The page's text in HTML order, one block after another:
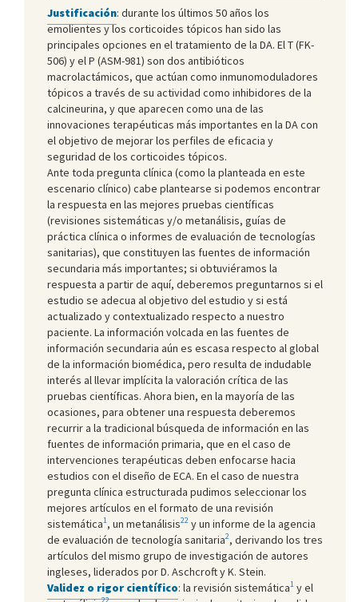
Justificación: durante los últimos 50 años los
emolientes y los corticoides tópicos han sido las
principales opciones en el tratamiento de la DA. El T (FK-
506) y el P (ASM-981) son dos antibióticos
macrolactámicos, que actúan como inmunomoduladores
tópicos a través de su actividad como inhibidores de la
calcineurina, y que aparecen como una de las
innovaciones terapéuticas más importantes en la DA con
el objetivo de mejorar los perfiles de eficacia y
seguridad de los corticoides tópicos.
Ante toda pregunta clínica (como la planteada en este
escenario clínico) cabe plantearse si podemos encontrar
la respuesta en las mejores pruebas científicas
(revisiones sistemáticas y/o metanálisis, guías de
práctica clínica o informes de evaluación de tecnologías
sanitarias), que constituyen las fuentes de información
secundaria más importantes; si obtuviéramos la
respuesta a partir de aquí, deberemos preguntarnos si el
estudio se adecua al objetivo del estudio y si está
actualizado y contextualizado respecto a nuestro
paciente. La información volcada en las fuentes de
información secundaria aún es escasa respecto al global
de la información biomédica, pero resulta de indudable
interés al llevar implícita la valoración crítica de las
pruebas científicas. Ahora bien, en la mayoría de las
ocasiones, para obtener una respuesta deberemos
recurrir a la tradicional búsqueda de información en las
fuentes de información primaria, que en el caso de
intervenciones terapéuticas deben enfocarse hacia
estudios con el diseño de ECA. En el caso de nuestra
pregunta clínica estructurada pudimos seleccionar los
mejores artículos en el formato de una revisión
sistemática1, un metanálisis22 y un informe de la agencia
de evaluación de tecnología sanitaria2, derivando los tres
artículos del mismo grupo de investigación de autores
ingleses, liderados por D. Aschcroft y K. Stein.
Validez o rigor científico: la revisión sistemática1 y el